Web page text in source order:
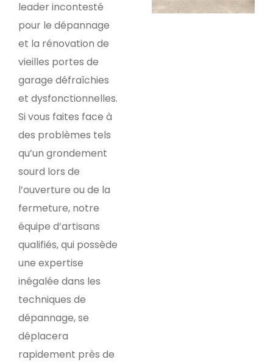
leader incontesté
pour le dépannage
et la rénovation de
vieilles portes de
garage défraîchies
et dysfonctionnelles.
Si vous faites face à
des problèmes tels
qu’un grondement
sourd lors de
l’ouverture ou de la
fermeture, notre
équipe d’artisans
qualifiés, qui possède
une expertise
inégalée dans les
techniques de
dépannage, se
déplacera
rapidement près de